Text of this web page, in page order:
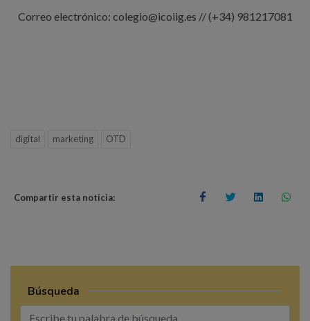
Correo electrónico: colegio@icoiig.es // (+34) 981217081
digital marketing OTD
Compartir esta noticia:
Búsqueda